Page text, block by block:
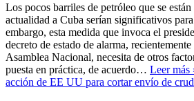
Los pocos barriles de petróleo que se
actualidad a Cuba serían significativos
embargo, esta medida que invoca el
decreto de estado de alarma,
Asamblea Nacional, necesita de otros
puesta en práctica, de acuerdo… Leer más
acción de EE UU para cortar envío de